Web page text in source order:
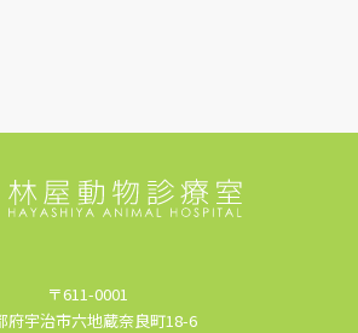
〒611-0001
府宇治市六地蔵奈良町18-6